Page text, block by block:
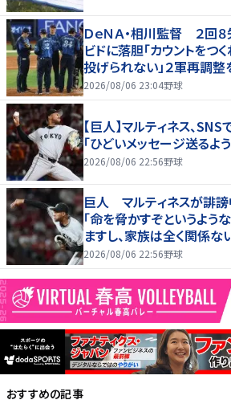
ＤｅＮＡ・相川監督 ２回
ビドに落胆「カウントをつ
投げられない」２軍再調
2026/08/06 23:04野球
【巨人】マルティネス、
「ひどいメッセージ送るよ
2026/08/06 22:56野球
巨人 マルティネスが誹
「命を脅かすぞというよう
ますし、家族は全く関係な
2026/08/06 22:56野球
おすすめの記事